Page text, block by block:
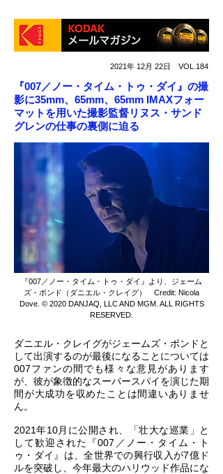
2021年 12月 22日 VOL.184
『007／ノー・タイム・トゥ・ダイ』の撮
影に35mm、65mm、65mm IMAXフォー
マットを用いた撮影監督リヌス・サンド
グレンの仕事の裏側に迫る
『007／ノー・タイム・トゥ・ダイ』より、ジェーム
ズ・ボンド（ダニエル・クレイグ） Credit: Nicola
Dove. © 2020 DANJAQ, LLC AND MGM. ALL RIGHTS
RESERVED.
ダニエル・クレイグがジェームズ・ボンドと
して出演するのが最後になることについては
007ファンの間でも様々な意見があります
が、彼が象徴的なスーパースパイを演じた期
間が大成功を収めたことは間違いありませ
ん。
2021年10月に公開され、「壮大な巡業」と
して歓迎された『007／ノー・タイム・ト
ゥ・ダイ』は、全世界での興行収入が7億ド
ルを突破し、今年最大のハリウッド作品にな